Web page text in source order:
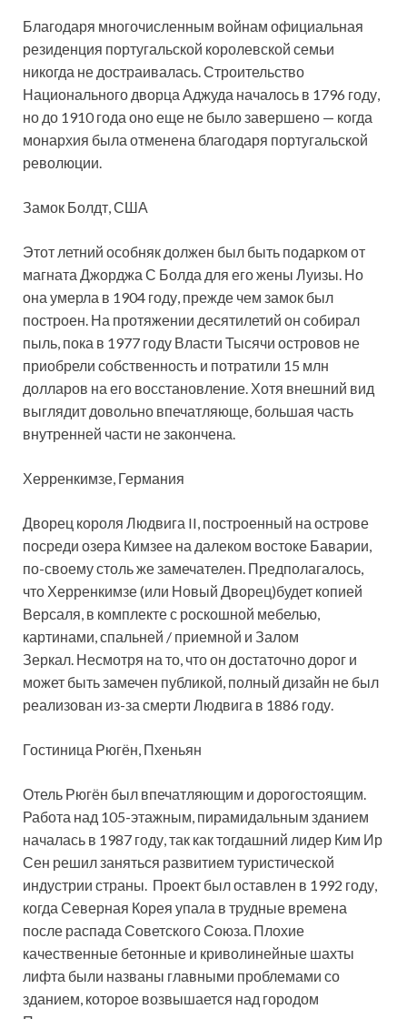
Благодаря многочисленным войнам официальная
резиденция португальской королевской семьи
никогда не достраивалась. Строительство
Национального дворца Аджуда началось в 1796 году,
но до 1910 года оно еще не было завершено — когда
монархия была отменена благодаря португальской
революции.
Замок Болдт, США
Этот летний особняк должен был быть подарком от
магната Джорджа С Болда для его жены Луизы. Но
она умерла в 1904 году, прежде чем замок был
построен. На протяжении десятилетий он собирал
пыль, пока в 1977 году Власти Тысячи островов не
приобрели собственность и потратили 15 млн
долларов на его восстановление. Хотя внешний вид
выглядит довольно впечатляюще, большая часть
внутренней части не закончена.
Херренкимзе, Германия
Дворец короля Людвига II, построенный на острове
посреди озера Кимзее на далеком востоке Баварии,
по-своему столь же замечателен. Предполагалось,
что Херренкимзе (или Новый Дворец)будет копией
Версаля, в комплекте с роскошной мебелью,
картинами, спальней / приемной и Залом
Зеркал. Несмотря на то, что он достаточно дорог и
может быть замечен публикой, полный дизайн не был
реализован из-за смерти Людвига в 1886 году.
Гостиница Рюгён, Пхеньян
Отель Рюгён был впечатляющим и дорогостоящим.
Работа над 105-этажным, пирамидальным зданием
началась в 1987 году, так как тогдашний лидер Ким Ир
Сен решил заняться развитием туристической
индустрии страны. Проект был оставлен в 1992 году,
когда Северная Корея упала в трудные времена
после распада Советского Союза. Плохие
качественные бетонные и криволинейные шахты
лифта были названы главными проблемами со
зданием, которое возвышается над городом